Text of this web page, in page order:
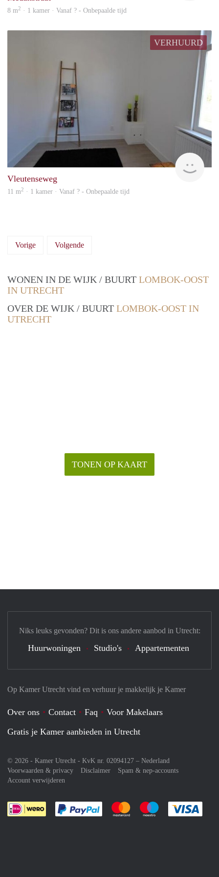
8 m2 · 1 kamer · Vanaf ? - Onbepaalde tijd
VERHUURD
Vleutenseweg
11 m2 · 1 kamer · Vanaf ? - Onbepaalde tijd
Vorige Volgende
WONEN IN DE WIJK / BUURT LOMBOK-OOST
IN UTRECHT
OVER DE WIJK / BUURT LOMBOK-OOST IN
UTRECHT
TONEN OP KAART
Op Kamer Utrecht vind en verhuur je makkelijk je Kamer
Over ons Contact Faq
Voor Makelaars
Gratis je Kamer aanbieden in Utrecht
© 2026 - Kamer Utrecht - KvK nr. 02094127 – Nederland
Voorwaarden & privacy
Disclaimer
Spam & nep-accounts
Account verwijderen
Je rekent gemakkelijk af met Paypal
Je rekent gemakkelijk af met
Je rekent
Niks leuks gevonden? Dit is ons andere aanbod in Utrecht:
Huurwoningen Studio's Appartementen